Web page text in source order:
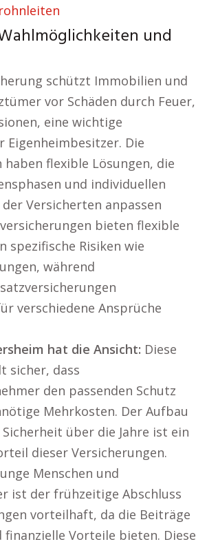
und
schützt Immobilien und
vor Schäden durch Feuer,
eine wichtige
Eigenheimbesitzer. Die
haben flexible Lösungen, die
und individuellen
Versicherten anpassen
bieten flexible
spezifische Risiken wie
während
verschiedene Ansprüche
hat die Ansicht: Diese
sicher, dass
den passenden Schutz
Mehrkosten. Der Aufbau
über die Jahre ist ein
dieser Versicherungen.
Menschen und
ist der frühzeitige Abschluss
vorteilhaft, da die Beiträge
finanzielle Vorteile bieten. Diese